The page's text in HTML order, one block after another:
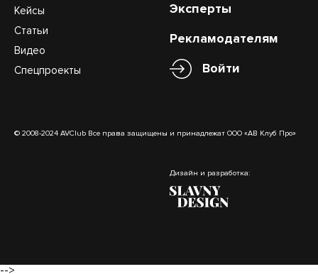
Кейсы
Статьи
Видео
Спецпроекты
Эксперты
Рекламодателям
Войти
© 2008-2024 AVClub Все права защищены и принадлежат ООО «АВ Клуб Про»
Дизайн и разработка:
-->